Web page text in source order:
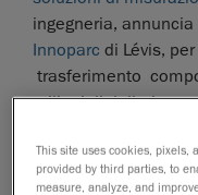
ingegneria,
Innoparc di Lévis,
trasferimento
milioni di dollari, per
personale . Il nuovo
struttura attuale ,
This site uses cookies, pixels,
provided by third parties, to
measure, analyze, and